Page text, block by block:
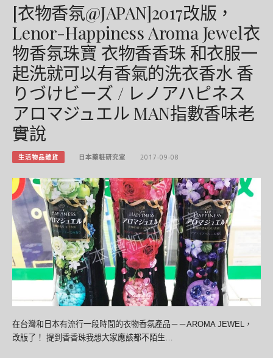
[衣物香氛@JAPAN]2017改版，
Lenor-Happiness Aroma Jewel衣
物香氛珠寶 衣物香香珠 和衣服一
起洗就可以有香氣的洗衣香水 香
りづけビーズ / レノアハピネス
アロマジュエル MAN指數香味老
實說
生活物品雜貨 日本藥粧研究室 2017-09-08
在台灣和日本有流行一段時間的衣物香氛產品－－AROMA JEWEL，
改版了！ 提到香香珠我想大家應該都不陌生…